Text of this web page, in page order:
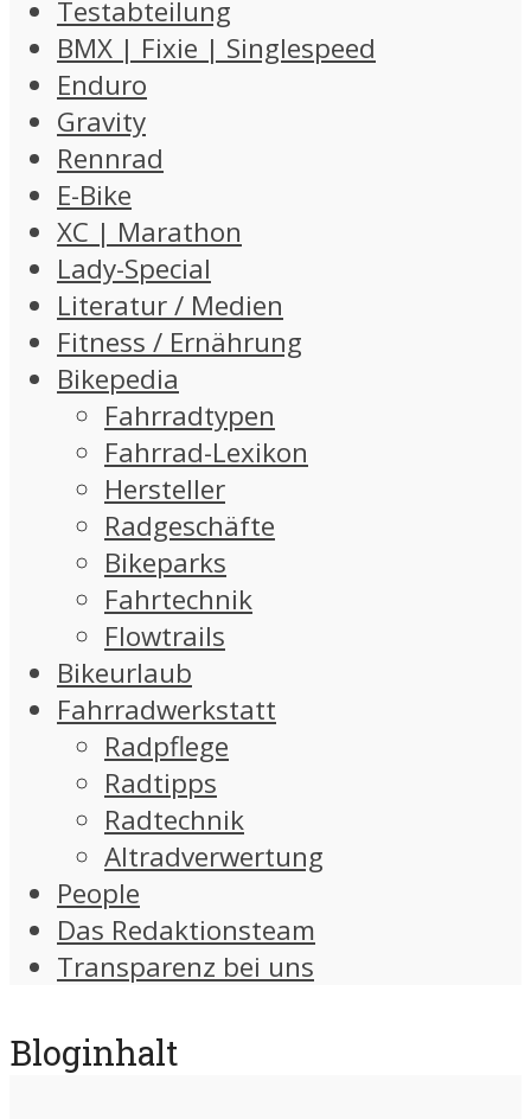
Testabteilung
BMX | Fixie | Singlespeed
Enduro
Gravity
Rennrad
E-Bike
XC | Marathon
Lady-Special
Literatur / Medien
Fitness / Ernährung
Bikepedia
Fahrradtypen
Fahrrad-Lexikon
Hersteller
Radgeschäfte
Bikeparks
Fahrtechnik
Flowtrails
Bikeurlaub
Fahrradwerkstatt
Radpflege
Radtipps
Radtechnik
Altradverwertung
People
Das Redaktionsteam
Transparenz bei uns
Bloginhalt